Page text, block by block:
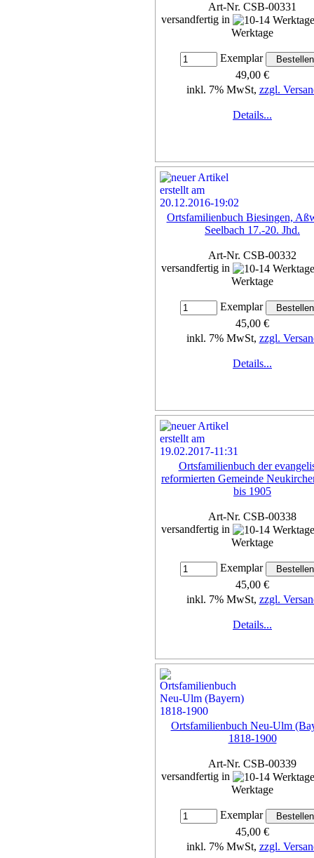
Art-Nr. CSB-00331
versandfertig in
Werktage
Exemplar
49,00 €
inkl. 7% MwSt, zzgl.
Details...
Ortsfamilienbuch Biesingen,
Seelbach 17.-20. Jhd.
Art-Nr. CSB-00332
versandfertig in
Werktage
Exemplar
45,00 €
inkl. 7% MwSt, zzgl.
Details...
Ortsfamilienbuch der
reformierten Gemeinde
bis 1905
Art-Nr. CSB-00338
versandfertig in
Werktage
Exemplar
45,00 €
inkl. 7% MwSt, zzgl.
Details...
Ortsfamilienbuch Neu-Ulm
1818-1900
Art-Nr. CSB-00339
versandfertig in
Werktage
Exemplar
45,00 €
inkl. 7% MwSt, zzgl.